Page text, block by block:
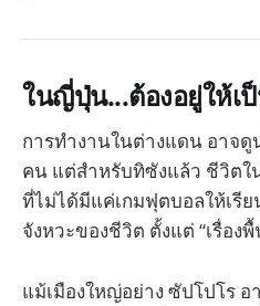
ในญี่ปุ่น...ต้องอยู่ให้เ
การทำงานในต่างแดน อาจ
คน แต่สำหรับทิซังแล้ว ชีวิต
ที่ไม่ได้มีแค่เกมฟุตบอลให้เรี
จังหวะของชีวิต ตั้งแต่ “เรื่อง
แม้เมืองใหญ่อย่าง ซัปโปโร